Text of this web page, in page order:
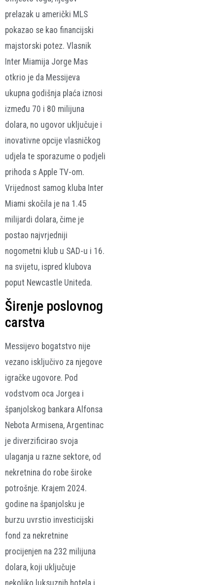
prelazak u američki MLS
pokazao se kao financijski
majstorski potez. Vlasnik
Inter Miamija Jorge Mas
otkrio je da Messijeva
ukupna godišnja plaća iznosi
između 70 i 80 milijuna
dolara, no ugovor uključuje i
inovativne opcije vlasničkog
udjela te sporazume o podjeli
prihoda s Apple TV-om.
Vrijednost samog kluba Inter
Miami skočila je na 1.45
milijardi dolara, čime je
postao najvrjedniji
nogometni klub u SAD-u i 16.
na svijetu, ispred klubova
poput Newcastle Uniteda.
Širenje poslovnog
carstva
Messijevo bogatstvo nije
vezano isključivo za njegove
igračke ugovore. Pod
vodstvom oca Jorgea i
španjolskog bankara Alfonsa
Nebota Armisena, Argentinac
je diverzificirao svoja
ulaganja u razne sektore, od
nekretnina do robe široke
potrošnje. Krajem 2024.
godine na španjolsku je
burzu uvrstio investicijski
fond za nekretnine
procijenjen na 232 milijuna
dolara, koji uključuje
nekoliko luksuznih hotela i